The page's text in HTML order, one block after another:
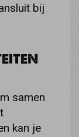
bij
samen
kan je